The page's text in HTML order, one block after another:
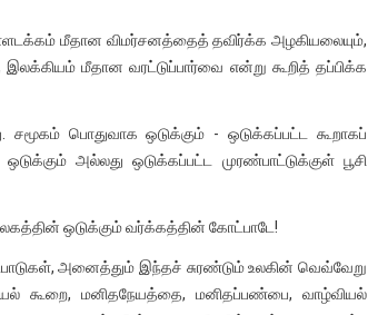
மீதான விமர்சனத்தைத் தவிர்க்க அழகியலையும்,
மீதான வரட்டுப்பார்வை என்று கூறித் தப்பிக்க
பொதுவாக ஒடுக்கும் - ஒடுக்கப்பட்ட கூறாகப்
அல்லது ஒடுக்கப்பட்ட முரண்பாட்டுக்குள் பூசி
ஒடுக்கும் வர்க்கத்தின் கோட்பாடே!
அனைத்தும் இந்தச் சுரண்டும் உலகின் வெவ்வேறு
கூறை, மனிதநேயத்தை, மனிதப்பண்பை, வாழ்வியல்